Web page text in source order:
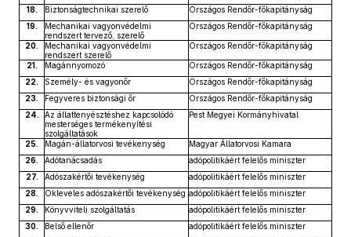
18.
Biztonságtechnikai szerelő
Országos Rendőr-főkapitányság
19.
Mechanikai vagyonvédelmi
rendszert tervező, szerelő
Országos Rendőr-főkapitányság
20.
Mechanikai vagyonvédelmi
rendszert szerelő
Országos Rendőr-főkapitányság
21. Magánnyomozó
Országos Rendőr-főkapitányság
22.
Személy- és vagyonőr
Országos Rendőr-főkapitányság
23.
Fegyveres biztonsági őr
Országos Rendőr-főkapitányság
24.
Az állattenyésztéshez kapcsolódó
mesterséges termékenyítési
szolgáltatások
Pest Megyei Kormányhivatal
25. Magán-állatorvosi tevékenység
Magyar Állatorvosi Kamara
26.
Adótanácsadás
adópolitikáért felelős miniszter
27.
Adószakértői tevékenység
adópolitikáért felelős miniszter
28.
Okleveles adószakértői tevékenység adópolitikáért felelős miniszter
29.
Könyvviteli szolgáltatás
adópolitikáért felelős miniszter
30.
Belső ellenőr
adópolitikáért felelős miniszter